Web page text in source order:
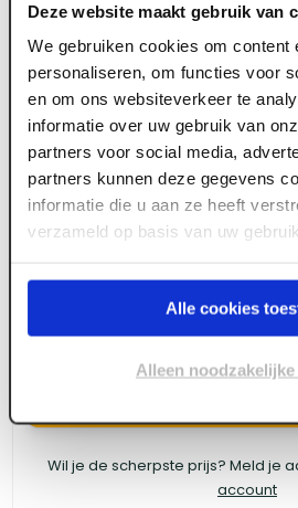
Deze website maakt gebruik van
We gebruiken cookies om content
personaliseren, om functies voor
en om ons websiteverkeer te
informatie over uw gebruik van
partners voor social media,
partners kunnen deze gegevens
informatie die u aan ze heeft
verzameld op basis van uw
Alle cookies
Alleen
ART006569
Weber Beamix Voegmortel
gebroken wit zak 25 kg
te krijgen tot de prijzen.
Wil je de scherpste prijs? Meld je
account